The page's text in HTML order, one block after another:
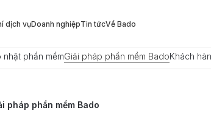
dịch vụDoanh nghiệpTin tứcVề Bado
phần mềmGiải pháp phần mềm BadoKhách
pháp phần mềm Bado